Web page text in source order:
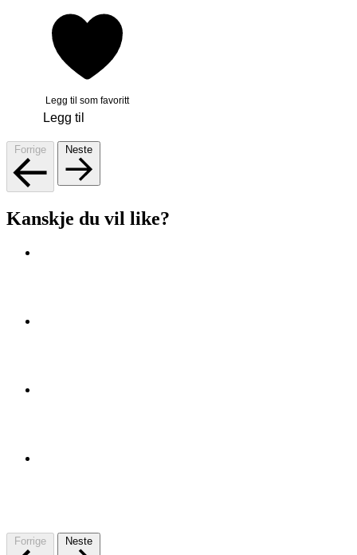
Legg til som favoritt
Legg til
Forrige Neste
Kanskje du vil like?
Forrige Neste